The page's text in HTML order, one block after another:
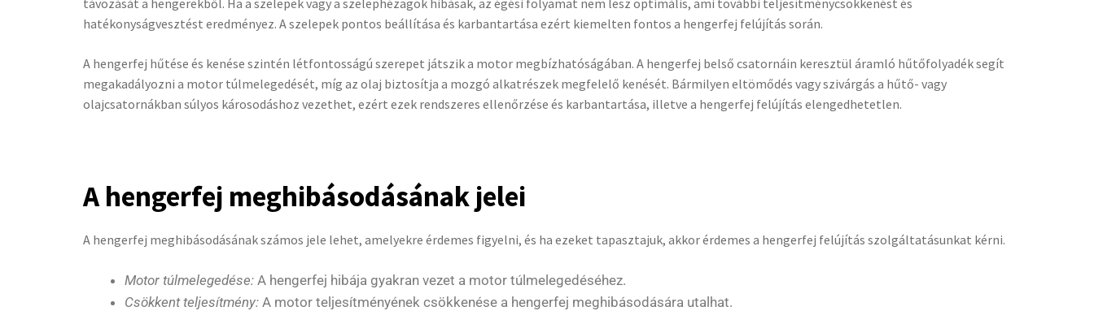
hatékonyságvesztést eredményez. A szelepek pontos beállítása és karbantartása ezért kiemelten fontos a hengerfej felújítás során.
A hengerfej hűtése és kenése szintén létfontosságú szerepet játszik a motor megbízhatóságában. A hengerfej belső csatornáin keresztül áramló hűtőfolyadék segít
megakadályozni a motor túlmelegedését, míg az olaj biztosítja a mozgó alkatrészek megfelelő kenését. Bármilyen eltömődés vagy szivárgás a hűtő- vagy
olajcsatornákban súlyos károsodáshoz vezethet, ezért ezek rendszeres ellenőrzése és karbantartása, illetve a hengerfej felújítás elengedhetetlen.
A hengerfej meghibásodásának jelei
A hengerfej meghibásodásának számos jele lehet, amelyekre érdemes figyelni, és ha ezeket tapasztajuk, akkor érdemes a hengerfej felújítás szolgáltatásunkat kérni.
Motor túlmelegedése: A hengerfej hibája gyakran vezet a motor túlmelegedéséhez.
Csökkent teljesítmény: A motor teljesítményének csökkenése a hengerfej meghibásodására utalhat.